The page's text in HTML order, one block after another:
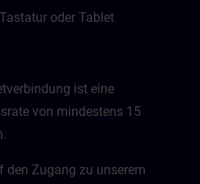
oder Tablet
ist eine
von mindestens 15
den Zugang zu unserem